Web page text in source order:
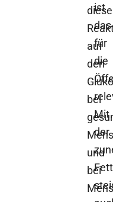
diese
auf
den
bei
und
bei
ist
das
für
die
Mit
der